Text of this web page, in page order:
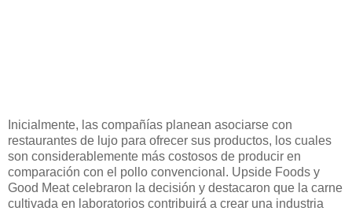
Inicialmente, las compañías planean asociarse con
restaurantes de lujo para ofrecer sus productos, los cuales
son considerablemente más costosos de producir en
comparación con el pollo convencional. Upside Foods y
Good Meat celebraron la decisión y destacaron que la carne
cultivada en laboratorios contribuirá a crear una industria